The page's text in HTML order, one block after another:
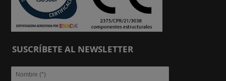
SUSCRÍBETE AL NEWSLETTER